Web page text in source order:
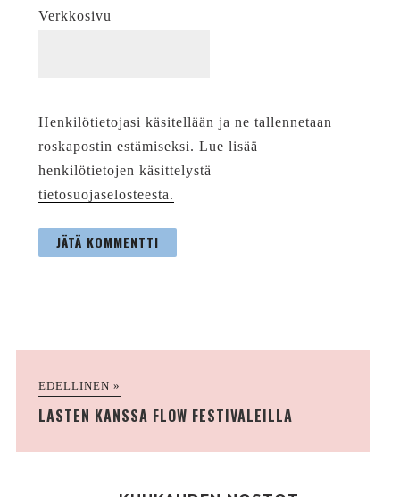
Verkkosivu
Henkilötietojasi käsitellään ja ne tallennetaan
roskapostin estämiseksi. Lue lisää
henkilötietojen käsittelystä
tietosuojaselosteesta.
EDELLINEN »
LASTEN KANSSA FLOW FESTIVALEILLA